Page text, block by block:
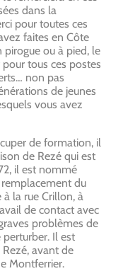
dans la
pour toutes ces
faites en Côte
pirogue ou à pied, le
pour tous ces postes
non pas
de jeunes
vous avez
de formation, il
de Rezé qui est
il est nommé
du
la rue Crillon, à
de contact avec
problèmes de
Il est
avant de
Montferrier.